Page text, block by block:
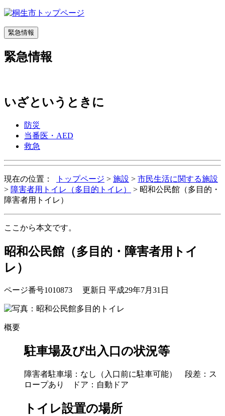
緊急情報
緊急情報
いざというときに
防災
当番医・AED
救急
現在の位置： トップページ > 施設 > 市民生活に関する施設
> 障害者用トイレ（多目的トイレ） > 昭和公民館（多目的・
障害者用トイレ）
ここから本文です。
昭和公民館（多目的・障害者用トイ
レ）
ページ番号1010873 更新日 平成29年7月31日
概要
駐車場及び出入口の状況等
障害者駐車場：なし（入口前に駐車可能） 段差：ス
ロープあり ドア：自動ドア
トイレ設置の場所